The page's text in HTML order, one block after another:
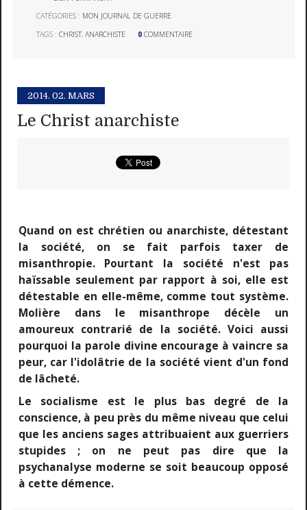
CATÉGORIES : MON JOURNAL DE GUERRE
TAGS :CHRIST,ANARCHISTE 0 COMMENTAIRE
2014. 02. MARS
Le Christ anarchiste
Quand on est chrétien ou anarchiste, détestant
la société, on se fait parfois taxer de
misanthropie. Pourtant la société n'est pas
haïssable seulement par rapport à soi, elle est
détestable en elle-même, comme tout système.
Molière dans le misanthrope décèle un
amoureux contrarié de la société. Voici aussi
pourquoi la parole divine encourage à vaincre sa
peur, car l'idolâtrie de la société vient d'un fond
de lâcheté.
Le socialisme est le plus bas degré de la
conscience, à peu près du même niveau que celui
que les anciens sages attribuaient aux guerriers
stupides ; on ne peut pas dire que la
psychanalyse moderne se soit beaucoup opposé
à cette démence.